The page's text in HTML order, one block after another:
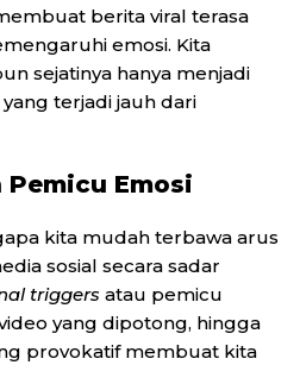
berita viral terasa
emosi. Kita
sejatinya hanya menjadi
terjadi jauh dari
Pemicu Emosi
kita mudah terbawa arus
sosial secara sadar
triggers atau pemicu
yang dipotong, hingga
provokatif membuat kita